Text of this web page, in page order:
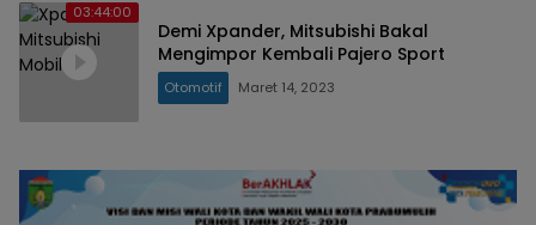
03:44:00
Demi Xpander, Mitsubishi Bakal
Mengimpor Kembali Pajero Sport
Otomotif Maret 14, 2023